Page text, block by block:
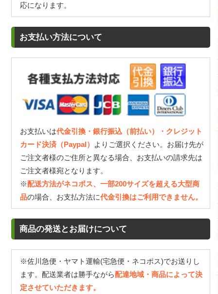
応になります。
お支払い方法について
お支払いは代金引換・銀行振込（前払い）・クレジット
カード決済（Paypal）
よりご選択ください。お届け先が
ご注文者様のご住所と異なる場合、お支払いの請求先は
ご注文者様宛となります。
※配送方法がネコポス、一部200サイズを超える大型商
品の場合、お支払方法に代金引換はご利用できません。
商品の発送とお届けについて
※佐川急便・ヤマト運輸(宅急便・ネコポス)でお送りし
ます。配送業者は勝手ながら配達地域・商品によって決
定させていただきます。